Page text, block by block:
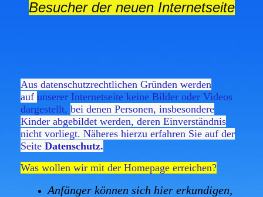
Besucher der neuen Internetseite
Aus datenschutzrechtlichen Gründen werden
auf unserer Internetseite keine Bilder oder Videos
dargestellt, bei denen Personen, insbesondere
Kinder abgebildet werden, deren Einverständnis
nicht vorliegt. Näheres hierzu erfahren Sie auf der
Seite Datenschutz.
Was wollen wir mit der Homepage erreichen?
Anfänger können sich hier erkundigen,